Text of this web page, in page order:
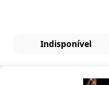
Indisponível